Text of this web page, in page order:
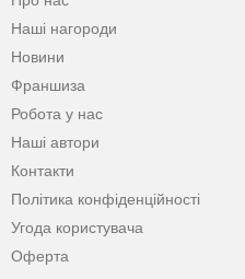
Наші нагороди
Новини
Франшиза
Робота у нас
Наші автори
Контакти
Політика конфіденційності
Угода користувача
Оферта